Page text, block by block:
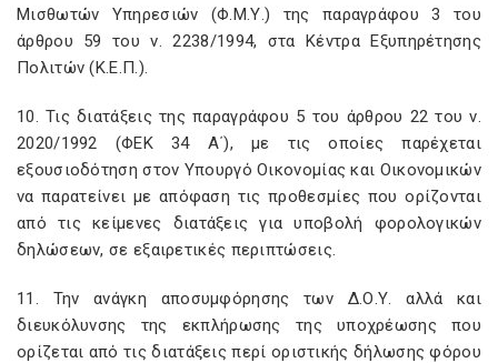
Μισθωτών Υπηρεσιών (Φ.Μ.Υ.) της παραγράφου 3 του
άρθρου 59 του ν. 2238/1994, στα Κέντρα Εξυπηρέτησης
Πολιτών (Κ.Ε.Π.).
10. Τις διατάξεις της παραγράφου 5 του άρθρου 22 του ν.
2020/1992 (ΦΕΚ 34 Α΄), με τις οποίες παρέχεται
εξουσιοδότηση στον Υπουργό Οικονομίας και Οικονομικών
να παρατείνει με απόφαση τις προθεσμίες που ορίζονται
από τις κείμενες διατάξεις για υποβολή φορολογικών
δηλώσεων, σε εξαιρετικές περιπτώσεις.
11. Την ανάγκη αποσυμφόρησης των Δ.Ο.Υ. αλλά και
διευκόλυνσης της εκπλήρωσης της υποχρέωσης που
ορίζεται από τις διατάξεις περί οριστικής δήλωσης φόρου